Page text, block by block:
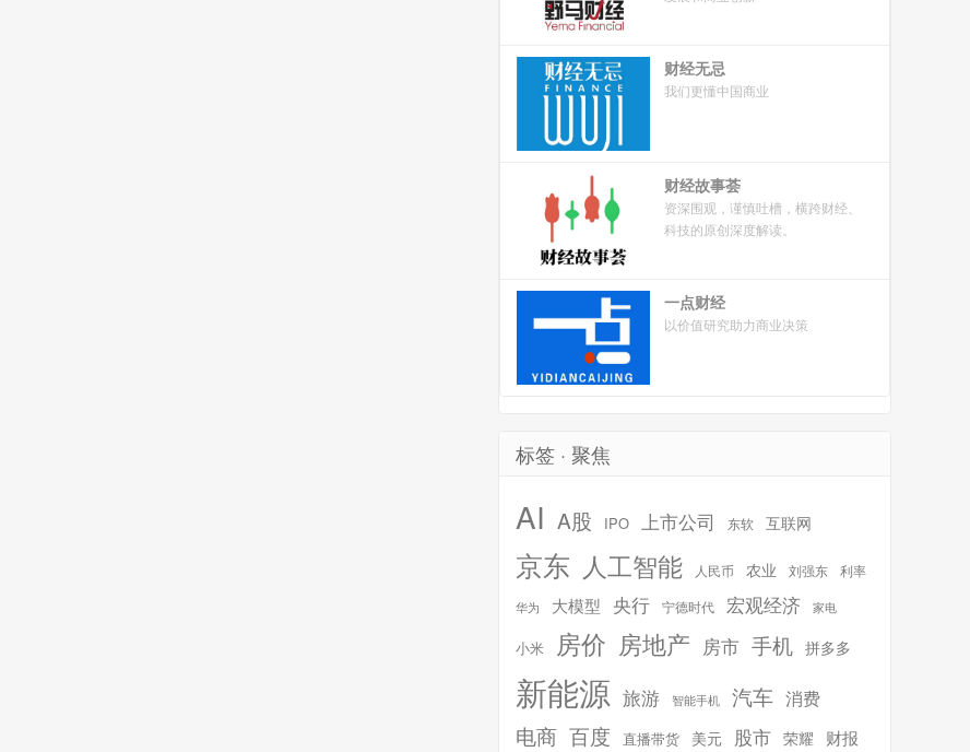
财经无忌
我们更懂中国商业
财经故事荟
资深围观，谨慎吐槽，横跨财经、
科技的原创深度解读。
一点财经
以价值研究助力商业决策
标签 · 聚焦
AI A股 IPO 上市公司 东软 互联网
京东 人工智能 人民币 农业 刘强东 利率
华为 大模型 央行 宁德时代 宏观经济 家电
小米 房价 房地产 房市 手机 拼多多
新能源 旅游 智能手机 汽车 消费
电商 百度 直播带货 美元 股市 荣耀 财报